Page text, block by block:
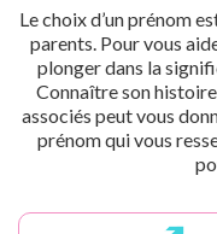
Le choix d’un prénom
parents. Pour vous
plonger dans la
Connaître son
associés peut vous
prénom qui vous